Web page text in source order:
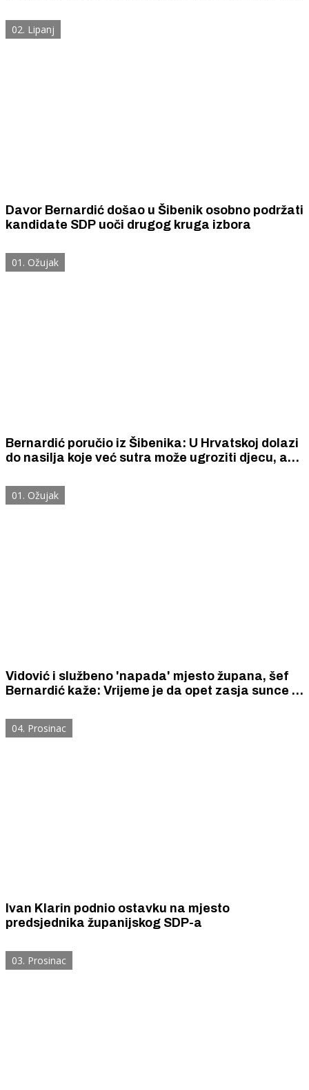
02. Lipanj
Davor Bernardić došao u Šibenik osobno podržati
kandidate SDP uoči drugog kruga izbora
01. Ožujak
Bernardić poručio iz Šibenika: U Hrvatskoj dolazi
do nasilja koje već sutra može ugroziti djecu, a
01. Ožujak
Vidović i službeno 'napada' mjesto župana, šef
Bernardić kaže: Vrijeme je da opet zasja sunce u
04. Prosinac
Ivan Klarin podnio ostavku na mjesto
predsjednika županijskog SDP-a
03. Prosinac